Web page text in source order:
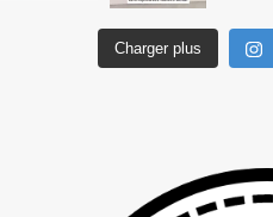
Charger plus